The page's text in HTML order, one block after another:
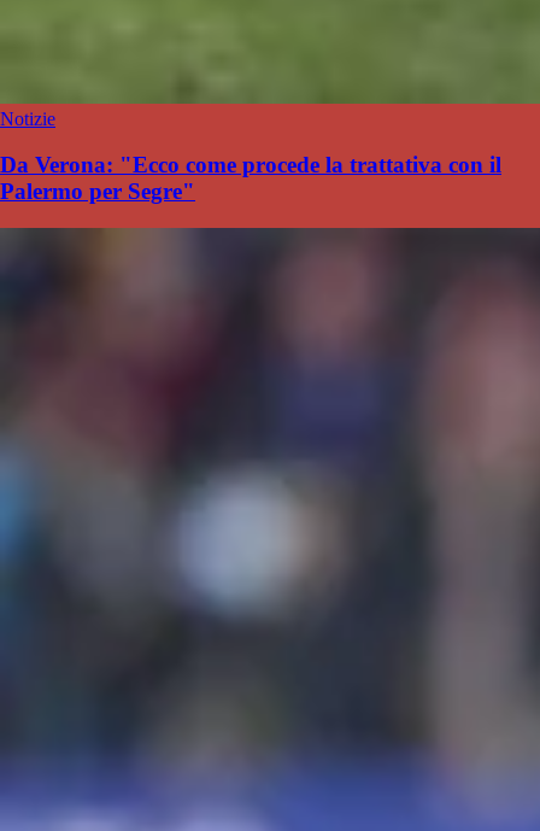
Notizie
Da Verona: "Ecco come procede la trattativa con il
Palermo per Segre"